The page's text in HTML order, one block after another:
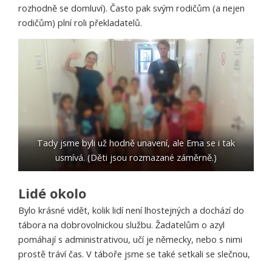
rozhodně se domluví). Často pak svým rodičům (a nejen
rodičům) plní roli překladatelů.
Tady jsme byli už hodně unavení, ale Ema se i tak
usmívá. (Děti jsou rozmazané záměrně.)
Lidé okolo
Bylo krásné vidět, kolik lidí není lhostejných a dochází do
tábora na dobrovolnickou službu. Žadatelům o azyl
pomáhají s administrativou, učí je německy, nebo s nimi
prostě tráví čas. V táboře jsme se také setkali se slečnou,